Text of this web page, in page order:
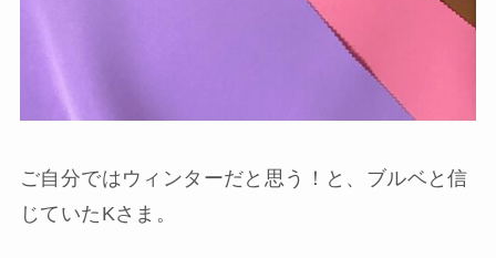
ご自分ではウィンターだと思う！と、ブルベと信
じていたKさま。